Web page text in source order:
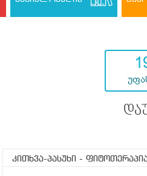
კითხვა-პასუხი -